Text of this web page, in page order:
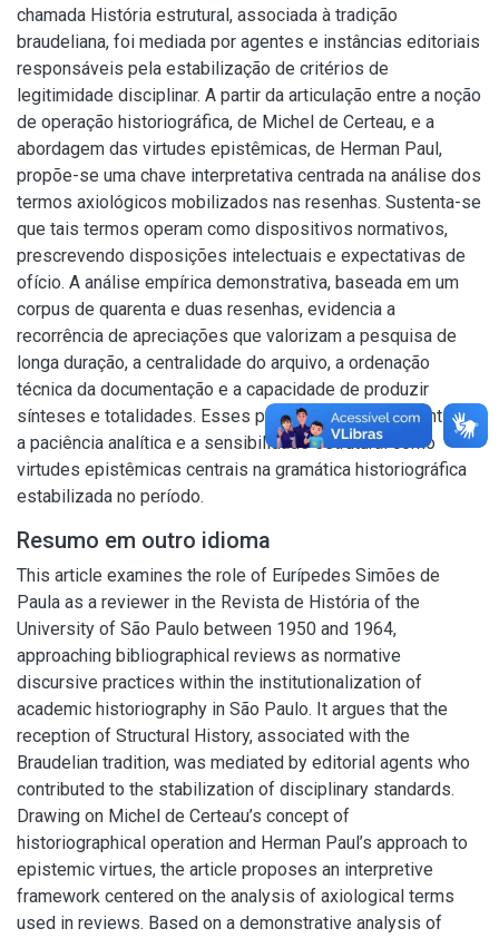
chamada História estrutural, associada à tradição
braudeliana, foi mediada por agentes e instâncias editoriais
responsáveis pela estabilização de critérios de
legitimidade disciplinar. A partir da articulação entre a noção
de operação historiográfica, de Michel de Certeau, e a
abordagem das virtudes epistêmicas, de Herman Paul,
propõe-se uma chave interpretativa centrada na análise dos
termos axiológicos mobilizados nas resenhas. Sustenta-se
que tais termos operam como dispositivos normativos,
prescrevendo disposições intelectuais e expectativas de
ofício. A análise empírica demonstrativa, baseada em um
corpus de quarenta e duas resenhas, evidencia a
recorrência de apreciações que valorizam a pesquisa de
longa duração, a centralidade do arquivo, a ordenação
técnica da documentação e a capacidade de produzir
sínteses e totalidades. Esses padrões permitem identificar
a paciência analítica e a sensibilidade estrutural como
virtudes epistêmicas centrais na gramática historiográfica
estabilizada no período.
Resumo em outro idioma
This article examines the role of Eurípedes Simões de
Paula as a reviewer in the Revista de História of the
University of São Paulo between 1950 and 1964,
approaching bibliographical reviews as normative
discursive practices within the institutionalization of
academic historiography in São Paulo. It argues that the
reception of Structural History, associated with the
Braudelian tradition, was mediated by editorial agents who
contributed to the stabilization of disciplinary standards.
Drawing on Michel de Certeau’s concept of
historiographical operation and Herman Paul’s approach to
epistemic virtues, the article proposes an interpretive
framework centered on the analysis of axiological terms
used in reviews. Based on a demonstrative analysis of